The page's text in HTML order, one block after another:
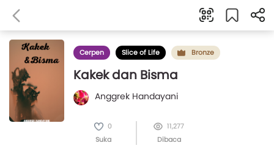
Cerpen Slice of Life Bronze
Kakek dan Bisma
Anggrek Handayani
0
Suka
11,277
Dibaca